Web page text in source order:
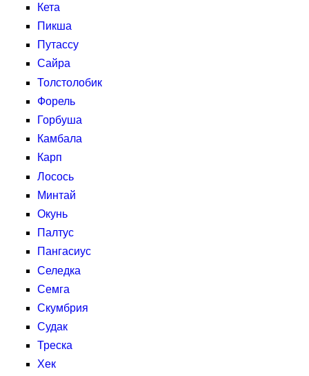
Кета
Пикша
Путассу
Сайра
Толстолобик
Форель
Горбуша
Камбала
Карп
Лосось
Минтай
Окунь
Палтус
Пангасиус
Селедка
Семга
Скумбрия
Судак
Треска
Хек